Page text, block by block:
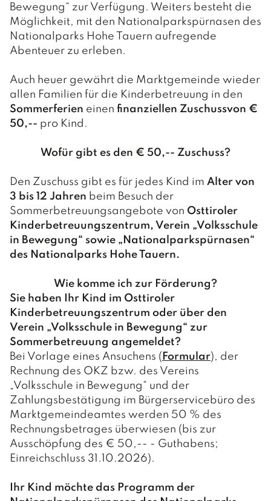
Bewegung“ zur Verfügung. Weiters besteht die
Möglichkeit, mit den Nationalparkspürnasen des
Nationalparks Hohe Tauern aufregende
Abenteuer zu erleben.
Auch heuer gewährt die Marktgemeinde wieder
allen Familien für die Kinderbetreuung in den
Sommerferien einen finanziellen Zuschussvon €
50,-- pro Kind.
Wofür gibt es den € 50,-- Zuschuss?
Den Zuschuss gibt es für jedes Kind im Alter von
3 bis 12 Jahren beim Besuch der
Sommerbetreuungsangebote von Osttiroler
Kinderbetreuungszentrum, Verein „Volksschule
in Bewegung“ sowie „Nationalparkspürnasen“
des Nationalparks Hohe Tauern.
Wie komme ich zur Förderung?
Sie haben Ihr Kind im Osttiroler
Kinderbetreuungszentrum oder über den
Verein „Volksschule in Bewegung“ zur
Sommerbetreuung angemeldet?
Bei Vorlage eines Ansuchens ( Formular), der
Rechnung des OKZ bzw. des Vereins
„Volksschule in Bewegung“ und der
Zahlungsbestätigung im Bürgerservicebüro des
Marktgemeindeamtes werden 50 % des
Rechnungsbetrages überwiesen (bis zur
Ausschöpfung des € 50,-- - Guthabens;
Einreichschluss 31.10.2026).
Ihr Kind möchte das Programm der